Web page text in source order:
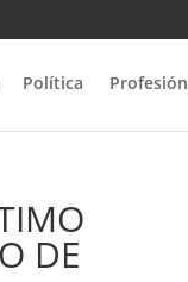
Política Profesión
DE